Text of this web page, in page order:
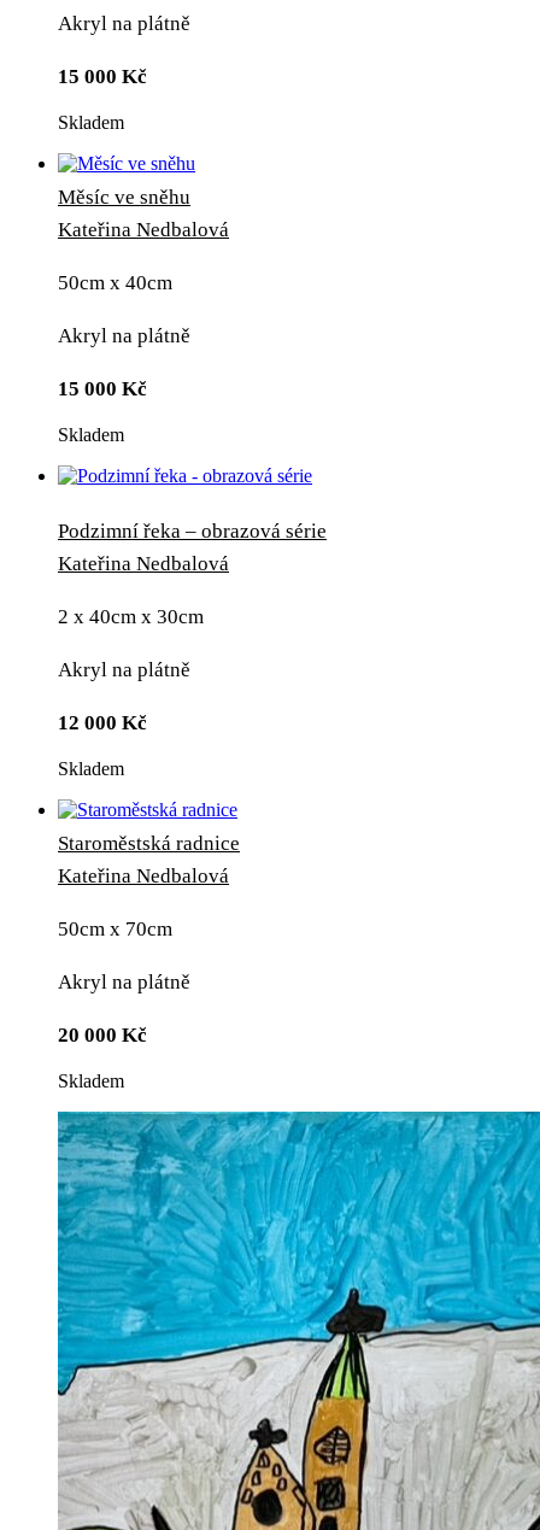
Akryl na plátně
15 000 Kč
Skladem
Měsíc ve sněhu
Kateřina Nedbalová
50cm x 40cm
Akryl na plátně
15 000 Kč
Skladem
Podzimní řeka – obrazová série
Kateřina Nedbalová
2 x 40cm x 30cm
Akryl na plátně
12 000 Kč
Skladem
Staroměstská radnice
Kateřina Nedbalová
50cm x 70cm
Akryl na plátně
20 000 Kč
Skladem